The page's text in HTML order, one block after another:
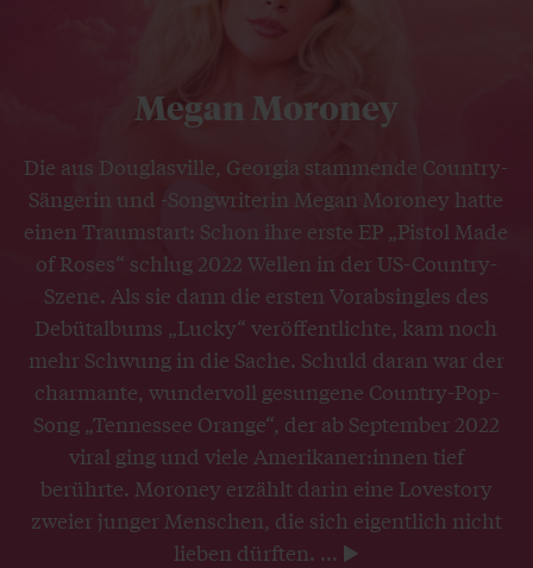
Megan Moroney
Die aus Douglasville, Georgia stammende Country-
Sängerin und -Songwriterin Megan Moroney hatte
einen Traumstart: Schon ihre erste EP „Pistol Made
of Roses“ schlug 2022 Wellen in der US-Country-
Szene. Als sie dann die ersten Vorabsingles des
Debütalbums „Lucky“ veröffentlichte, kam noch
mehr Schwung in die Sache. Schuld daran war der
charmante, wundervoll gesungene Country-Pop-
Song „Tennessee Orange“, der ab September 2022
viral ging und viele Amerikaner:innen tief
berührte. Moroney erzählt darin eine Lovestory
zweier junger Menschen, die sich eigentlich nicht
lieben dürften. ...